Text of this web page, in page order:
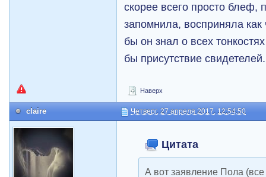
скорее всего просто блеф,
запомнила, восприняла как
бы он знал о всех
бы присутствие свидетелей.
Наверх
claire Четверг, 27 апреля 2017, 12:54:50
Цитата
А вот заявление Пола